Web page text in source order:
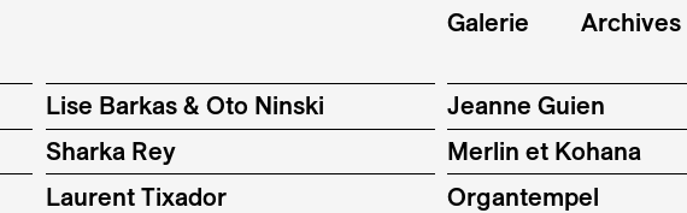
Galerie Archives
Lise Barkas & Oto Ninski Jeanne Guien
Sharka Rey Merlin et Kohana
Laurent Tixador Organtempel